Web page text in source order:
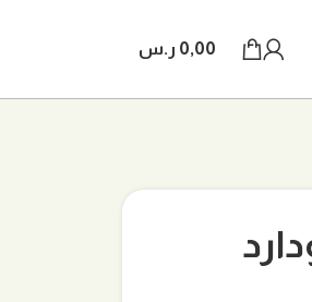
0,00 ر.س